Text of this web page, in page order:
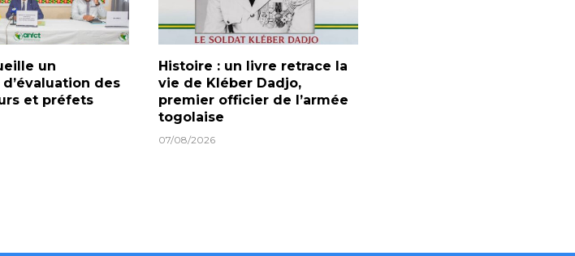
un
des
et préfets
Histoire : un livre retrace la
vie de Kléber Dadjo,
premier officier de l’armée
togolaise
07/08/2026